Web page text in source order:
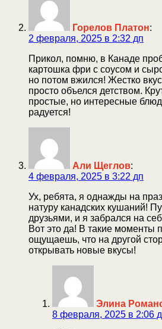
Горелов Платон:
2 февраля, 2025 в 2:32 дп
Прикол, помню, в Канаде
картошка фри с соусом и
но потом вжился! Жестко
просто объелся детством.
простые, но интересные
радуется!
Али Щеглов:
4 февраля, 2025 в 3:22 дп
Ух, ребята, я однажды на
натуру канадских кушаний!
друзьями, и я забрался на
Вот это да! В такие моменты
ощущаешь, что на другой
открывать новые вкусы!
Элина
8 февраля, 2025 в 2:06